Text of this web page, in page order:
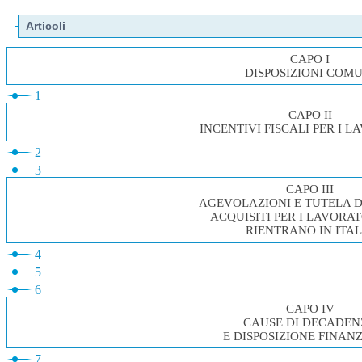
Articoli
CAPO I
DISPOSIZIONI
1
CAPO II
INCENTIVI FISCALI PER I
2
3
CAPO III
AGEVOLAZIONI E TUTELA
ACQUISITI PER I
RIENTRANO IN
4
5
6
CAPO IV
CAUSE DI
E DISPOSIZIONE